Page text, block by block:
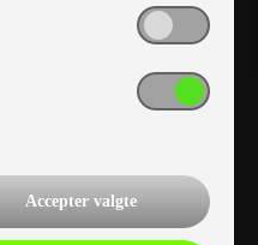
Accepter valgte